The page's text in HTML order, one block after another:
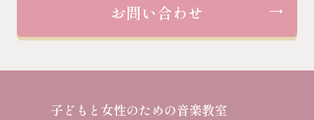
お問い合わせ
子どもと女性のための音楽教室